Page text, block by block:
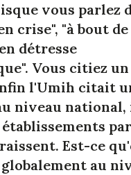
vous parlez
crise", "à bout de
détresse
Vous citiez un
l'Umih citait
niveau national,
Est-ce
au